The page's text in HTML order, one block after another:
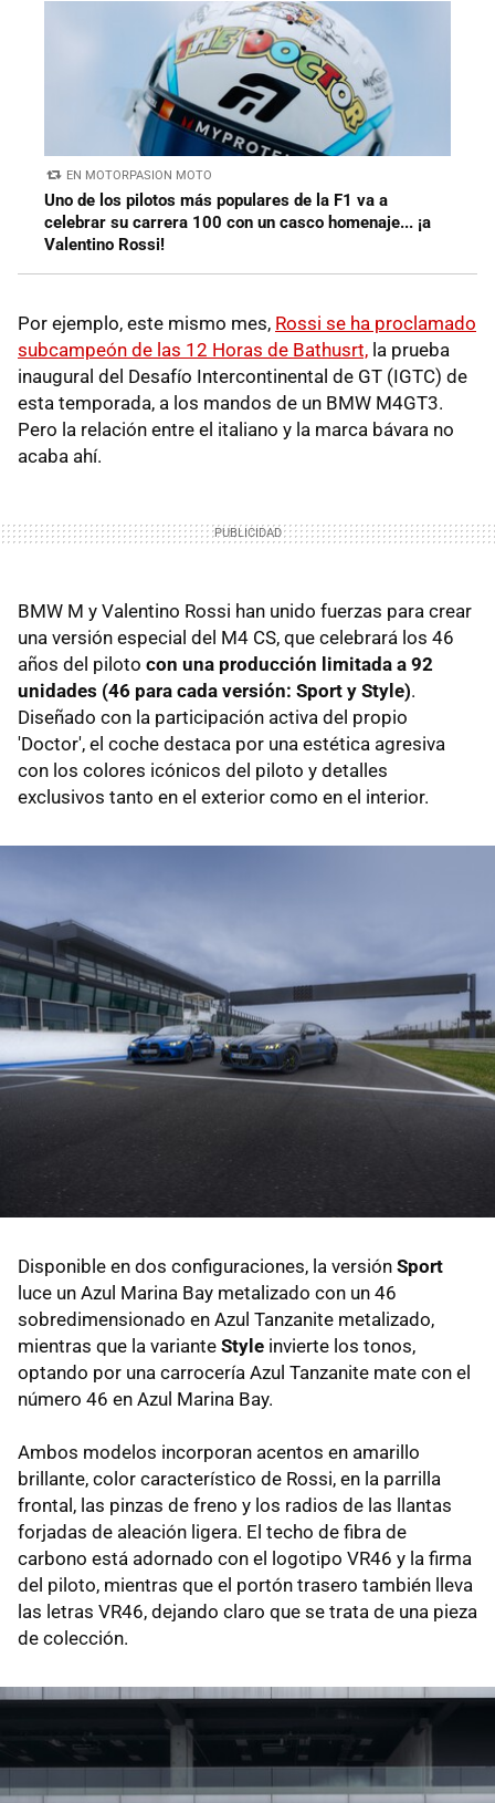
EN MOTORPASION MOTO
Uno de los pilotos más populares de la F1 va a
celebrar su carrera 100 con un casco homenaje... ¡a
Valentino Rossi!
Por ejemplo, este mismo mes, Rossi se ha proclamado
subcampeón de las 12 Horas de Bathusrt, la prueba
inaugural del Desafío Intercontinental de GT (IGTC) de
esta temporada, a los mandos de un BMW M4GT3.
Pero la relación entre el italiano y la marca bávara no
acaba ahí.
BMW M y Valentino Rossi han unido fuerzas para crear
una versión especial del M4 CS, que celebrará los 46
años del piloto con una producción limitada a 92
unidades (46 para cada versión: Sport y Style).
Diseñado con la participación activa del propio
'Doctor', el coche destaca por una estética agresiva
con los colores icónicos del piloto y detalles
exclusivos tanto en el exterior como en el interior.
Disponible en dos configuraciones, la versión Sport
luce un Azul Marina Bay metalizado con un 46
sobredimensionado en Azul Tanzanite metalizado,
mientras que la variante Style invierte los tonos,
optando por una carrocería Azul Tanzanite mate con el
número 46 en Azul Marina Bay.
Ambos modelos incorporan acentos en amarillo
brillante, color característico de Rossi, en la parrilla
frontal, las pinzas de freno y los radios de las llantas
forjadas de aleación ligera. El techo de fibra de
carbono está adornado con el logotipo VR46 y la firma
del piloto, mientras que el portón trasero también lleva
las letras VR46, dejando claro que se trata de una pieza
de colección.